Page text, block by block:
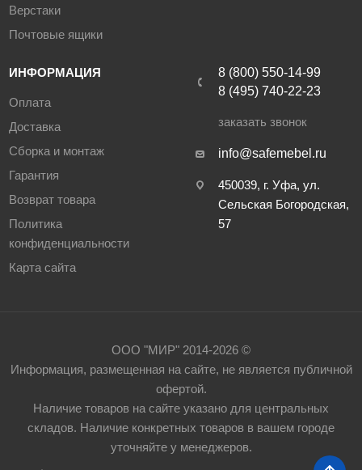
Верстаки
Почтовые ящики
ИНФОРМАЦИЯ
Оплата
Доставка
Сборка и монтаж
Гарантия
Возврат товара
Политика
конфиденциальности
Карта сайта
8 (800) 550-14-99
8 (495) 740-22-23
заказать звонок
info@safemebel.ru
450039, г. Уфа, ул.
Сельская Богородская,
57
ООО "МИР" 2014-2026 ©
Информация, размещенная на сайте, не является публичной
офертой.
Наличие товаров на сайте указано для центральных
складов. Наличие конкретных товаров в вашем городе
уточняйте у менеджеров.